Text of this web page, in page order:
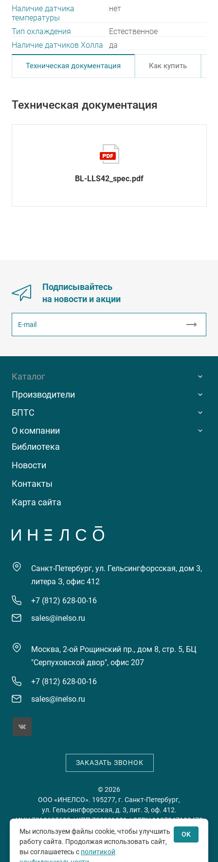
Наличие датчика
температуры
нет
Тип охлаждения
Естественное
Наличие датчиков Холла
да
Техническая документация Как купить
Техническая документация
BL-LLS42_spec.pdf
Подписывайтесь
на новости и акции
Каталог
Производители
БПТС
О компании
Библиотека
Новости
Контакты
Карта сайта
Санкт-Петербург, ул. Гельсингфорсская, дом 3,
литера З, офис 412
+7 (812) 628-00-16
sales@inelso.ru
Москва, 2-ой Рощинский пр., дом 8, стр. 5, БЦ
"Серпуховской двор", офис 207
+7 (812) 628-00-16
sales@inelso.ru
ЗАКАЗАТЬ ЗВОНОК
© 2026
ООО «ИНЕЛСО». 195277, г. Санкт-Петербург,
ул. Гельсингфорсская, д. 3, лит. З, оф. 412.
ИНН 7813635698 / КПП 780201001 / ОГРН 1197847128478
Политика конфиденциальности
соглашение
Мы используем файлы cookie, чтобы улучшить
работу сайта. Продолжая использовать сайт,
вы соглашаетесь с политикой
OK